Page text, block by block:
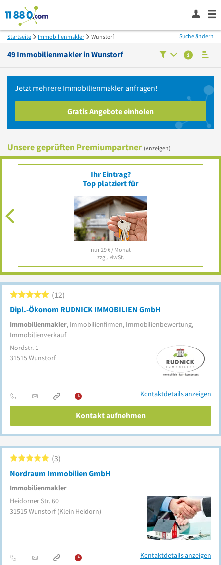
Startseite Immobilienmakler Wunstorf
49 Immobilienmakler inWunstorf
Suche ändern
Jetzt mehrere Immobilienmakler anfragen!
Gratis Angebote einholen
Unsere geprüften Premiumpartner (Anzeigen)
Ihr Eintrag?
Top platziert für
nur 29 € / Monat
zzgl. MwSt.
Dipl.-Ökonom RUDNICK IMMOBILIEN GmbH
Immobilienmakler, Immobilienfirmen, Immobilienbewertung,
Immobilienverkauf
12
Nordstr. 1
31515Wunstorf
Kontaktdetails anzeigen
Kontakt aufnehmen
Nordraum Immobilien GmbH
Immobilienmakler
3
Heidorner Str. 60
31515Wunstorf (Klein Heidorn)
Kontaktdetails anzeigen